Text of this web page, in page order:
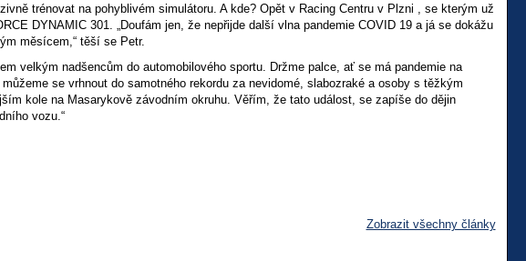
trénovat na pohyblivém simulátoru. A kde? Opět v Racing Centru v Plzni , se kterým už
DYNAMIC 301. „Doufám jen, že nepřijde další vlna pandemie COVID 19 a já se dokážu
měsícem,“ těší se Petr.
velkým nadšencům do automobilového sportu. Držme palce, ať se má pandemie na
se vrhnout do samotného rekordu za nevidomé, slabozraké a osoby s těžkým
kole na Masarykově závodním okruhu. Věřím, že tato událost, se zapíše do dějin
vozu.“
Zobrazit všechny články